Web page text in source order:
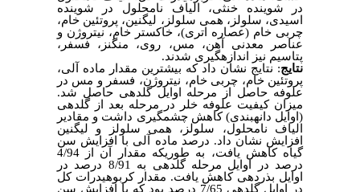
در شوینده خنثی، الیاف نامحلول در شوینده
اسیدی، سلولز، همی سلولز، لیگنین، پروتئین خام،
چربی خام (عصاره اتری)، خاکستر خام، نیتروژن و
عناصر معدنی آهن، مس، روی، منگنز، فسفر،
پتاسیم نیز اندازه­گیری شدند.
نتایج: نتایج نشان داد که بیشترین مقدار ماده آلی،
پروتئین خام، چربی خام، نیتروژن، فسفر و مس در
علوفه حاصل از مرحله اوایل گلدهی حاصل شد.
میزان کیفیت علوفه خلر در مرحله بعد از گلدهی
(اوایل دانه­بندی) کاهش چشمگیری داشت و مقادیر
الیاف نامحلول، سلولز، همی سلولز و لیگنین
افزایش نشان داد. درصد ماده آلی با افزایش سن
گیاه کاهش یافت، به طوری­که مقدار آن از 4/94
درصد در اوایل مرحله گلدهی به 8/91 درصد در
اوایل بذر­دهی کاهش یافت. مقدار کربوهیدرات کل
در اوایل گلدهی 7/65 درصد بود که با افزایش سن